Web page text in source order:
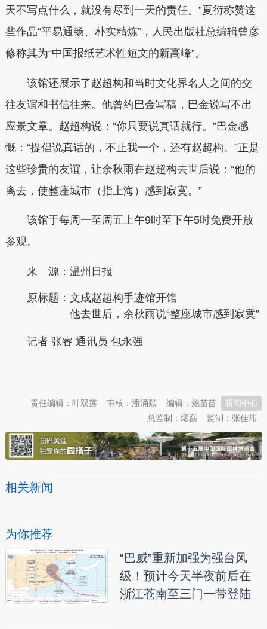
天不写点什么，就没有尽到一天的责任。”夏衍称赞这
些作品“平易通畅、朴实精炼”，人民出版社总编辑曾彦
修称其为“中国报纸艺术性短文的新高峰”。
该馆还展示了赵超构和当时文化界名人之间的交
往友谊和书信往来。他曾约巴金写稿，巴金说写不出
应景文章。赵超构说：“你只要说真话就行。”巴金感
慨：“提倡说真话的，不止我一个，还有赵超构。”正是
这些珍贵的友谊，让余秋雨在赵超构去世后说：“他的
离去，使整座城市（指上海）感到寂寞。”
该馆于每周一至周五上午9时至下午5时免费开放
参观。
来 源：温州日报
原标题： 文成赵超构手迹馆开馆
他去世后，余秋雨说“整座城市感到寂寞”
记者 张睿 通讯员 包永强
新闻中心
编辑：鲍苗苗
审核：潘涌燚
责任编辑：叶双莲
监制：张佳玮
总监制：缪磊
相关新闻
为你推荐
“巴威”重新加强为强台风
级！预计今天半夜前后在
浙江苍南至三门一带登陆